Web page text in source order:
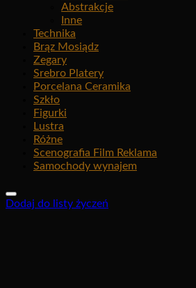
Abstrakcje
Inne
Technika
Brąz Mosiądz
Zegary
Srebro Platery
Porcelana Ceramika
Szkło
Figurki
Lustra
Różne
Scenografia Film Reklama
Samochody wynajem
Dodaj do listy życzeń